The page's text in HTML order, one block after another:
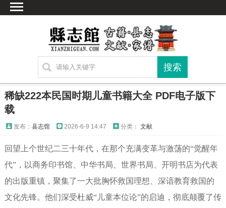
方志
考古
稀缺222本民国时期儿童书籍大全 PDF电子版下
载
发布： 县志馆 2026-6-9 14:47 分类： 文献
回望上个世纪二三十年代，在那个充满变革与激荡的“觉醒年
代”，以商务印书馆、中华书局、世界书局、开明书店为代表
的出版重镇，聚集了一大批胸怀救国理想、深谙教育救国的
文化先锋。他们深受杜威“儿童本位论”的启迪，彻底颠覆了传